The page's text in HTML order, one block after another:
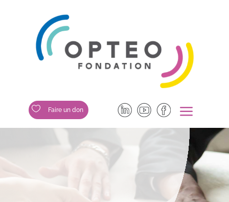
 Faire un don a